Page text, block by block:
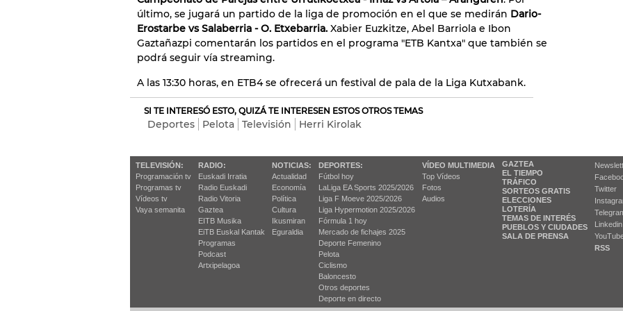
último, se jugará un partido de la liga de promoción en el que se medirán Dario-
Erostarbe vs Salaberria - O. Etxebarria. Xabier Euzkitze, Abel Barriola e Ibon
Gaztañazpi comentarán los partidos en el programa "ETB Kantxa" que también se
podrá seguir vía streaming.
A las 13:30 horas, en ETB4 se ofrecerá un festival de pala de la Liga Kutxabank.
SI TE INTERESÓ ESTO, QUIZÁ TE INTERESEN ESTOS OTROS TEMAS
Deportes Pelota Televisión Herri Kirolak
TELEVISIÓN:
Programación tv
Programas tv
Vídeos tv
Vaya semanita
RADIO:
Euskadi Irratia
Radio Euskadi
Radio Vitoria
Gaztea
EITB Musika
EiTB Euskal Kantak
Programas
Podcast
Artxipelagoa
NOTICIAS:
Actualidad
Economía
Política
Cultura
Ikusmiran
Eguraldia
DEPORTES:
Fútbol hoy
LaLiga EA Sports 2025/2026
Liga F Moeve 2025/2026
Liga Hypermotion 2025/2026
Fórmula 1 hoy
Mercado de fichajes 2025
Deporte Femenino
Pelota
Ciclismo
Baloncesto
Otros deportes
Deporte en directo
VÍDEO MULTIMEDIA
Top Vídeos
Fotos
Audios
GAZTEA
EL TIEMPO
TRÁFICO
SORTEOS GRATIS
ELECCIONES
LOTERÍA
TEMAS DE INTERÉS
PUEBLOS Y CIUDADES
SALA DE PRENSA
Twitter
Linkedin
RSS